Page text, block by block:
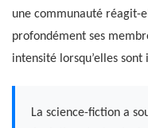
une communauté réagit-
profondément ses
intensité lorsqu’elles
La science-fiction a